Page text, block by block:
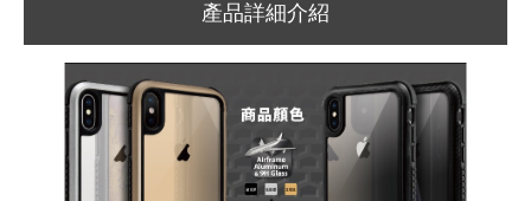
產品詳細介紹